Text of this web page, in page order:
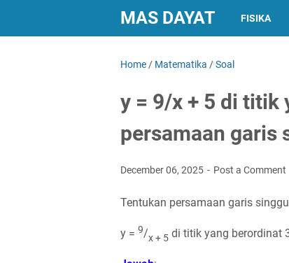
MAS DAYAT FISIKA
Home / Matematika /Soal
y = 9/x + 5 di titik
persamaan garis
December 06, 2025 Post a Comment
Tentukan persamaan garis
y = 9/x + 5 di titik yang berordinat